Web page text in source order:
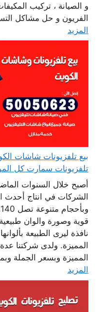
و الصيانة ، تركيب
الفريون و حل مشاكل
المزيد
تلفزيونات سمارت كل
أصبح خلال السنوات
الشركات في انتاج أحدث
قوية وصورة والوان
نافذة ليرى الطبيعة
المميزة. ولدى شركتنا
المميزة وبسعر الجملة
المزيد